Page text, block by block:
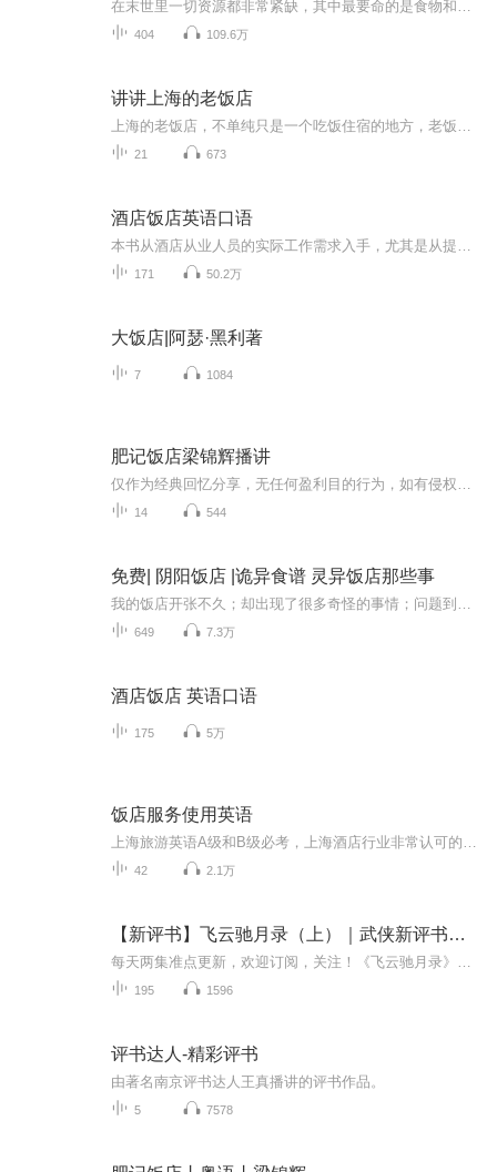
404 109.6万
讲讲上海的老饭店
21 673
酒店饭店英语口语
171 50.2万
大饭店|阿瑟·黑利著
7 1084
肥记饭店梁锦辉播讲
14 544
免费| 阴阳饭店 |诡异食谱 灵异饭店那些事
649 7.3万
酒店饭店 英语口语
175 5万
饭店服务使用英语
42 2.1万
【新评书】飞云驰月录（上）｜武侠新评书｜相声评书｜评书
195 1596
评书达人-精彩评书
由著名南京评书达人王真播讲的评书作品。
5 7578